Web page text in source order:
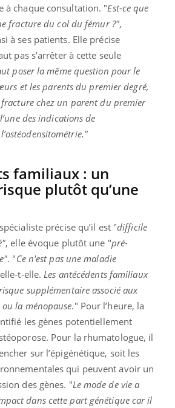
à chaque consultation. "Est-ce que
fracture du col du fémur ?",
à ses patients. Elle précise
pas s’arrêter à cette seule
poser la même question pour le
et les parents du premier degré,
fracture chez un parent du premier
des indications de
familiaux : un
plutôt qu’une
précise qu’il est "difficile
, elle évoque plutôt une "pré-
. "Ce n'est pas une maladie
t-elle. Les antécédents familiaux
supplémentaire associé aux
ou la ménopause." Pour l’heure, la
les gènes potentiellement
Pour la rhumatologue, il
sur l’épigénétique, soit les
qui peuvent avoir un
des gènes. "Le mode de vie a
dans cette part génétique car il